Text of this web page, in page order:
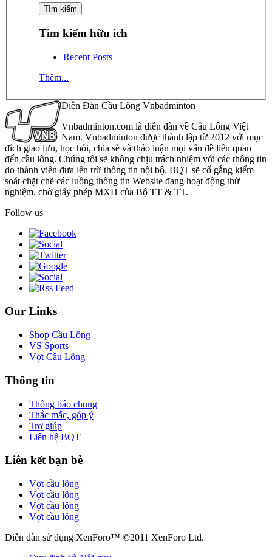
Tìm kiếm hữu ích
Recent Posts
Thêm...
Diễn Đàn Cầu Lông Vnbadminton
Vnbadminton.com là diễn đàn về Cầu Lông Việt
Nam. Vnbadminton được thành lập từ 2012 với mục
đích giao lưu, học hỏi, chia sẻ và thảo luận mọi vấn đề liên quan
đến cầu lông. Chúng tôi sẽ không chịu trách nhiệm với các thông tin
do thành viên đưa lên trừ thông tin nội bộ. BQT sẽ cố gắng kiểm
soát chặt chẽ các luồng thông tin Website đang hoạt động thử
nghiệm, chờ giấy phép MXH của Bộ TT & TT.
Follow us
Our Links
Shop Cầu Lông
VS Sports
Vợt Cầu Lông
Thông tin
Thông báo chung
Thắc mắc, góp ý
Trợ giúp
Liên hệ BQT
Liên kết bạn bè
Vợt cầu lông
Vợt cầu lông
Vợt cầu lông
Vợt cầu lông
Diễn đàn sử dụng XenForo™ ©2011 XenForo Ltd.